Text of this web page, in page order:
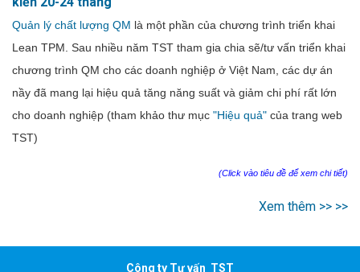
Quản lý chất lượng QM là một phần của chương trình triển khai
Lean TPM. Sau nhiều năm TST tham gia chia sẽ/tư vấn triển khai
chương trình QM cho các doanh nghiệp ở Việt Nam, các dự án
nầy đã mang lại hiệu quả tăng năng suất và giảm chi phí rất lớn
cho doanh nghiệp (tham khảo thư mục "Hiệu quả" của trang web
TST)
(Click vào tiêu đề để xem chi tiết)
Xem thêm >> >>
Công ty Tư vấn TST